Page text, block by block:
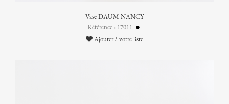
Vase DAUM NANCY
Référence : 17011
Ajouter à votre liste